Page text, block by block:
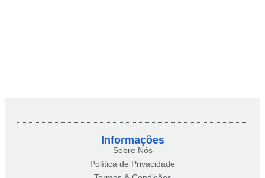
Informações
Sobre Nós
Política de Privacidade